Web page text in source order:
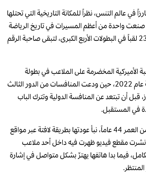
في عالم التنس، نظراً للمكانة التاريخية التي تحتلها
صنعت واحدة من أعظم المسيرات في تاريخ الرياضة
النسائية، وحصدت خلالها 23 لقباً في البطولات الأربع الكبرى، لتبقى صاحبة الرقم
الأميركية المخضرمة على الملاعب في بطولة
الولايات المتحدة المفتوحة عام 2022، حين ودعت المنافسات من الدور الثالث
أن تبتعد عن المنافسة الدولية وتترك الباب
في المستقبل.
وأعلنت وليامس، البالغة من العمر 44 عاماً، نبأ عودتها بطريقة لافتة عبر مواقع
نشرت مقطع فيديو ظهرت فيه داخل أحد ملاعب
فيما بدا هاتفها يهتزّ بشكل متواصل في إشارة